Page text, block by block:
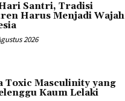
Santri, Tradisi
Harus Menjadi Wajah
2026
Toxic Masculinity yang
Kaum Lelaki